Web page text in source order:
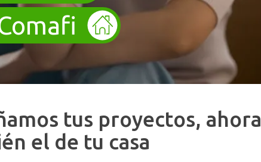
tus proyectos, ahora
el de tu casa